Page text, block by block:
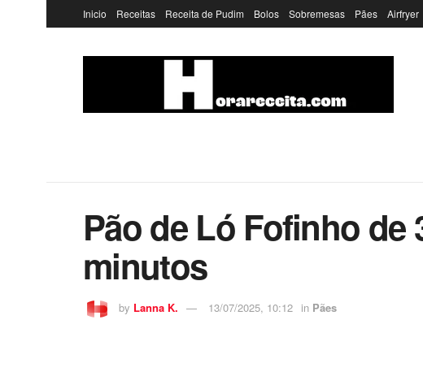
Inicio Receitas Receita de Pudim Bolos Sobremesas Pães Airfryer
Pão de Ló Fofinho
minutos
by Lanna K. 13/07/2025, 10:12 in Pães